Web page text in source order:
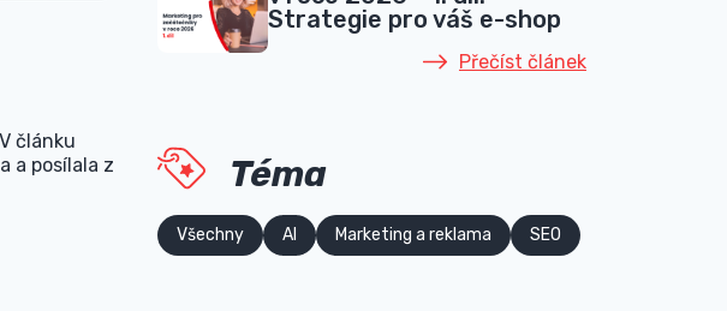
článku
a posílala z
Strategie pro váš e-shop
Přečíst článek
Téma
Všechny AI Marketing a reklama SEO